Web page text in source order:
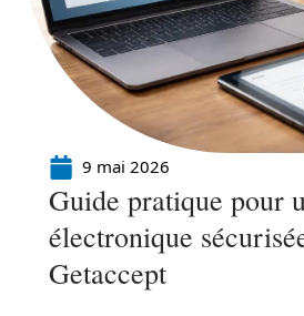
9 mai 2026
Guide pratique pour
électronique
Getaccept